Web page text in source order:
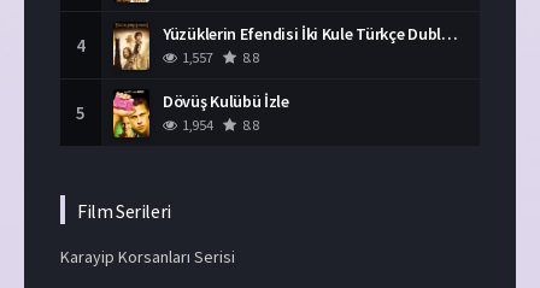
4 Yüzüklerin Efendisi İki Kule Türkçe Dublaj İzle
1,557 8.8
5 Dövüş Kulübü İzle
1,954 8.8
Film Serileri
Karayip Korsanları Serisi